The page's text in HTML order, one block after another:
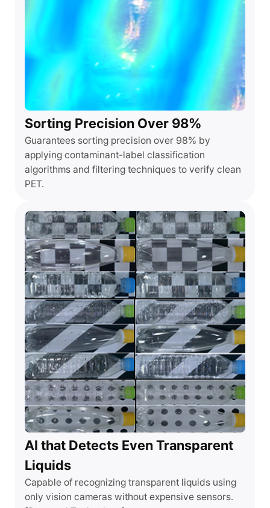
Sorting Precision Over 98%
Guarantees sorting precision over 98% by
applying contaminant-label classification
algorithms and filtering techniques to verify clean
PET.
AI that Detects Even Transparent
Liquids
Capable of recognizing transparent liquids using
only vision cameras without expensive sensors.